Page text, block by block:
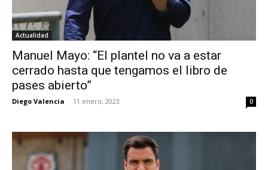
Actualidad
Manuel Mayo: “El plantel no va a estar
cerrado hasta que tengamos el libro de
pases abierto”
Diego Valencia - 11 enero, 2023 0